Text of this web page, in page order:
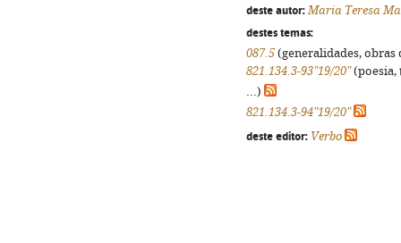
deste autor: Maria Teresa
destes temas:
087.5 (generalidades,
821.134.3-93"19/20"(poesia,
...)
821.134.3-94"19/20"
deste editor: Verbo